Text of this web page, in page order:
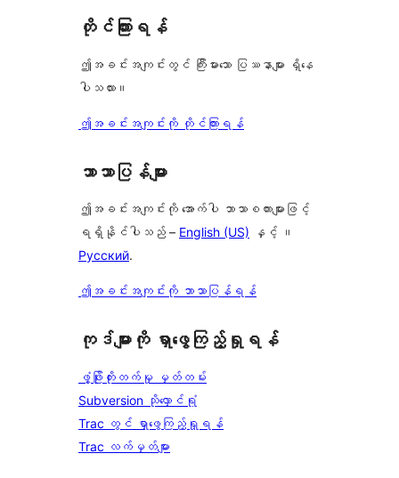
တိုင်ကြားရန်
ဤအခင်းအကျင်းတွင် ကြီးမားသော ပြဿနာများ ရှိနေ
ပါသလား။
ဤအခင်းအကျင်းကို တိုင်ကြားရန်
ဘာသာပြန်များ
ဤအခင်းအကျင်းကို အောက်ပါ ဘာသာစကားများဖြင့်
ရရှိနိုင်ပါသည် – English (US) နှင့် ။
Русский.
ဤအခင်းအကျင်းကို ဘာသာပြန်ရန်
ကုဒ်များကို ရှာဖွေကြည့်ရှုရန်
ဖွံ့ဖြိုးတိုးတက်မှု မှတ်တမ်း
Subversion သိုလှောင်ရုံ
Trac တွင် ရှာဖွေကြည့်ရှုရန်
Trac လက်မှတ်များ